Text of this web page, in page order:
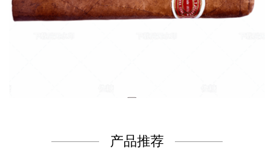
产品推荐